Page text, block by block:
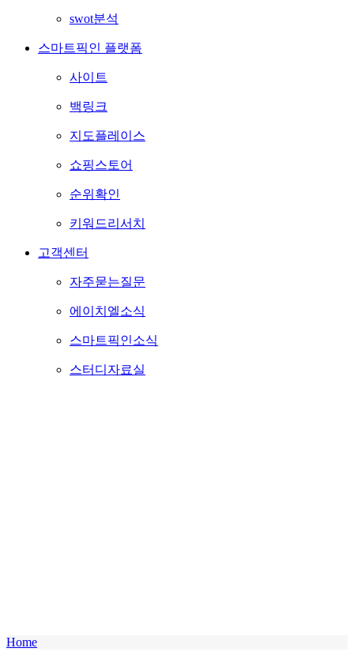
swot분석
스마트픽인 플랫폼
사이트
백링크
지도플레이스
쇼핑스토어
순위확인
키워드리서치
고객센터
자주묻는질문
에이치엘소식
스마트픽인소식
스터디자료실
Home